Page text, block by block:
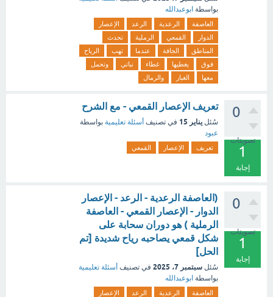
بواسطة ابوعبدالله
العاصفة الرعدية الرعد
الإعصار
الدوار
القمعي الرملية
تحدث
المناطق
الجافة عندما تهب
الرياح
فوق
يغطيها غطاء نباتي
وتحمل
معها
الغبار والرمال
0
تصويتات
1
إجابة
تعريف الإعصار القمعي - مع الشرح
سُئل يناير 15 في تصنيف أسئلة تعليمية بواسطة
عبود
تعريف الإعصار القمعي
0
تصويتات
1
إجابة
(العاصفة الرعدية - الرعد - الإعصار
الدوار - الإعصار القمعي - العاصفة
الرملية ) هو دوران سحابة على
شكل قمعي يصاحبه رياح شديدة [تم
الحل]
سُئل سبتمبر 7، 2025 في تصنيف أسئلة تعليمية
بواسطة ابوعبدالله
العاصفة الرعدية الرعد
الإعصار